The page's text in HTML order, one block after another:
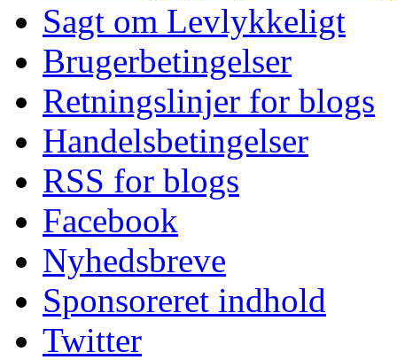
Sagt om Levlykkeligt
Brugerbetingelser
Retningslinjer for blogs
Handelsbetingelser
RSS for blogs
Facebook
Nyhedsbreve
Sponsoreret indhold
Twitter